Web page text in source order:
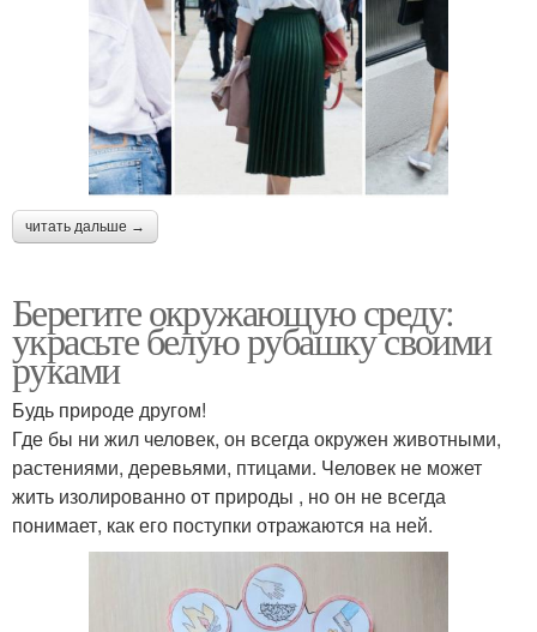
читать дальше →
Берегите окружающую среду:
украсьте белую рубашку своими
руками
Будь природе другом!
Где бы ни жил человек, он всегда окружен животными,
растениями, деревьями, птицами. Человек не может
жить изолированно от природы , но он не всегда
понимает, как его поступки отражаются на ней.